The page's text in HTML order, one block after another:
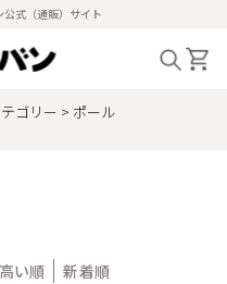
式（通販）サイト
ゴリー
ポール
い順 新着順